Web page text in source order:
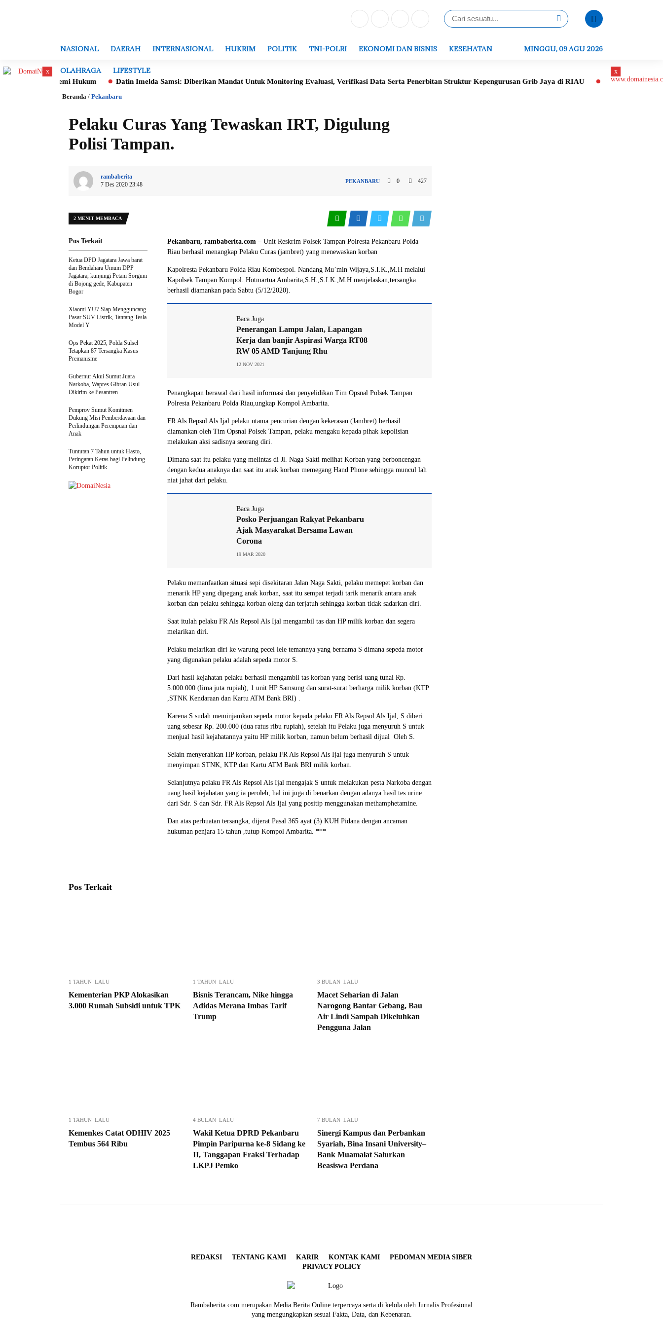
NASIONAL DAERAH INTERNASIONAL HUKRIM POLITIK TNI-POLRI EKONOMI DAN BISNIS KESEHATAN
OLAHRAGA LIFESTYLE
MINGGU, 09 AGU 2026
Batal demi Hukum Datin Imelda Samsi: Diberikan Mandat Untuk Monitoring Evaluasi, Verifikasi Data Serta Penerbitan Struktur Kepengurusan Grib Jaya di RIAU Peletakan Batu Pertama
Beranda / Pekanbaru
Pelaku Curas Yang Tewaskan IRT, Digulung
Polisi Tampan.
rambaberita
7 Des 2020 23:48
PEKANBARU 0 427
2 MENIT MEMBACA
Pekanbaru, rambaberita.com – Unit Reskrim Polsek Tampan Polresta Pekanbaru Polda
Riau berhasil menangkap Pelaku Curas (jambret) yang menewaskan korban
Kapolresta Pekanbaru Polda Riau Kombespol. Nandang Mu’min Wijaya,S.I.K.,M.H melalui
Kapolsek Tampan Kompol. Hotmartua Ambarita,S.H.,S.I.K.,M.H menjelaskan,tersangka
berhasil diamankan pada Sabtu (5/12/2020).
Baca Juga
Penerangan Lampu Jalan, Lapangan
Kerja dan banjir Aspirasi Warga RT08
RW 05 AMD Tanjung Rhu
12 NOV 2021
Penangkapan berawal dari hasil informasi dan penyelidikan Tim Opsnal Polsek Tampan
Polresta Pekanbaru Polda Riau,ungkap Kompol Ambarita.
FR Als Repsol Als Ijal pelaku utama pencurian dengan kekerasan (Jambret) berhasil
diamankan oleh Tim Opsnal Polsek Tampan, pelaku mengaku kepada pihak kepolisian
melakukan aksi sadisnya seorang diri.
Dimana saat itu pelaku yang melintas di Jl. Naga Sakti melihat Korban yang berboncengan
dengan kedua anaknya dan saat itu anak korban memegang Hand Phone sehingga muncul lah
niat jahat dari pelaku.
Baca Juga
Posko Perjuangan Rakyat Pekanbaru
Ajak Masyarakat Bersama Lawan
Corona
19 MAR 2020
Pelaku memanfaatkan situasi sepi disekitaran Jalan Naga Sakti, pelaku memepet korban dan
menarik HP yang dipegang anak korban, saat itu sempat terjadi tarik menarik antara anak
korban dan pelaku sehingga korban oleng dan terjatuh sehingga korban tidak sadarkan diri.
Saat itulah pelaku FR Als Repsol Als Ijal mengambil tas dan HP milik korban dan segera
melarikan diri.
Pelaku melarikan diri ke warung pecel lele temannya yang bernama S dimana sepeda motor
yang digunakan pelaku adalah sepeda motor S.
Dari hasil kejahatan pelaku berhasil mengambil tas korban yang berisi uang tunai Rp.
5.000.000 (lima juta rupiah), 1 unit HP Samsung dan surat-surat berharga milik korban (KTP
,STNK Kendaraan dan Kartu ATM Bank BRI) .
Karena S sudah meminjamkan sepeda motor kepada pelaku FR Als Repsol Als Ijal, S diberi
uang sebesar Rp. 200.000 (dua ratus ribu rupiah), setelah itu Pelaku juga menyuruh S untuk
menjual hasil kejahatannya yaitu HP milik korban, namun belum berhasil dijual Oleh S.
Selain menyerahkan HP korban, pelaku FR Als Repsol Als Ijal juga menyuruh S untuk
menyimpan STNK, KTP dan Kartu ATM Bank BRI milik korban.
Selanjutnya pelaku FR Als Repsol Als Ijal mengajak S untuk melakukan pesta Narkoba dengan
uang hasil kejahatan yang ia peroleh, hal ini juga di benarkan dengan adanya hasil tes urine
dari Sdr. S dan Sdr. FR Als Repsol Als Ijal yang positip menggunakan methamphetamine.
Dan atas perbuatan tersangka, dijerat Pasal 365 ayat (3) KUH Pidana dengan ancaman
hukuman penjara 15 tahun ,tutup Kompol Ambarita. ***
Pos Terkait
Ketua DPD Jagatara Jawa barat
dan Bendahara Umum DPP
Jagatara, kunjungi Petani Sorgum
di Bojong gede, Kabupaten
Bogor
Xiaomi YU7 Siap Mengguncang
Pasar SUV Listrik, Tantang Tesla
Model Y
Ops Pekat 2025, Polda Sulsel
Tetapkan 87 Tersangka Kasus
Premanisme
Gubernur Akui Sumut Juara
Narkoba, Wapres Gibran Usul
Dikirim ke Pesantren
Pemprov Sumut Komitmen
Dukung Misi Pemberdayaan dan
Perlindungan Perempuan dan
Anak
Tuntutan 7 Tahun untuk Hasto,
Peringatan Keras bagi Pelindung
Koruptor Politik
Pos Terkait
1 TAHUN LALU
Kementerian PKP Alokasikan
3.000 Rumah Subsidi untuk TPK
1 TAHUN LALU
Bisnis Terancam, Nike hingga
Adidas Merana Imbas Tarif
Trump
3 BULAN LALU
Macet Seharian di Jalan
Narogong Bantar Gebang, Bau
Air Lindi Sampah Dikeluhkan
Pengguna Jalan
1 TAHUN LALU
Kemenkes Catat ODHIV 2025
Tembus 564 Ribu
4 BULAN LALU
Wakil Ketua DPRD Pekanbaru
Pimpin Paripurna ke-8 Sidang ke
II, Tanggapan Fraksi Terhadap
LKPJ Pemko
7 BULAN LALU
Sinergi Kampus dan Perbankan
Syariah, Bina Insani University–
Bank Muamalat Salurkan
Beasiswa Perdana
x x
REDAKSI TENTANG KAMI KARIR KONTAK KAMI
PEDOMAN MEDIA SIBER
PRIVACY POLICY
Rambaberita.com merupakan Media Berita Online terpercaya serta di kelola oleh Jurnalis Profesional
yang mengungkapkan sesuai Fakta, Data, dan Kebenaran.